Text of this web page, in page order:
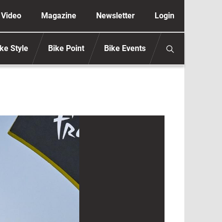
secondaria anonimo
Video Magazine Newsletter Login
Style Bike Point Bike Events